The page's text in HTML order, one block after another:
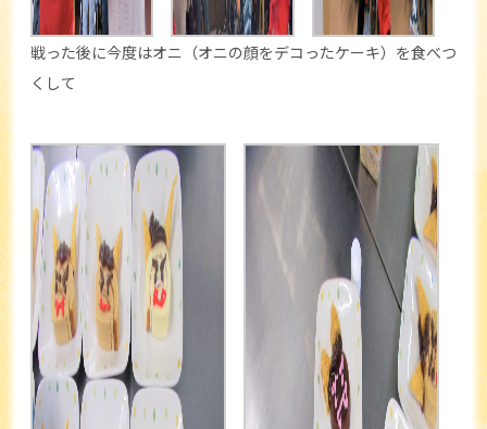
戦った後に今度はオニ（オニの顔をデコったケーキ）を食べつ
くして